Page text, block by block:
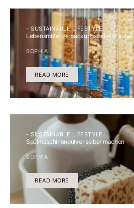
- SUSTAINABLE LIFESTYLE
Lebensmittel verpackungsfrei einkaufen
SOPHIA
READ MORE
- SUSTAINABLE LIFESTYLE
Spülmaschinenpulver selber machen
SOPHIA
READ MORE